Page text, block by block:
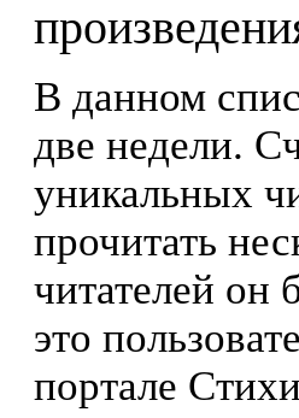
В данном
две недели.
уникальных
прочитать
читателей он
это
портале